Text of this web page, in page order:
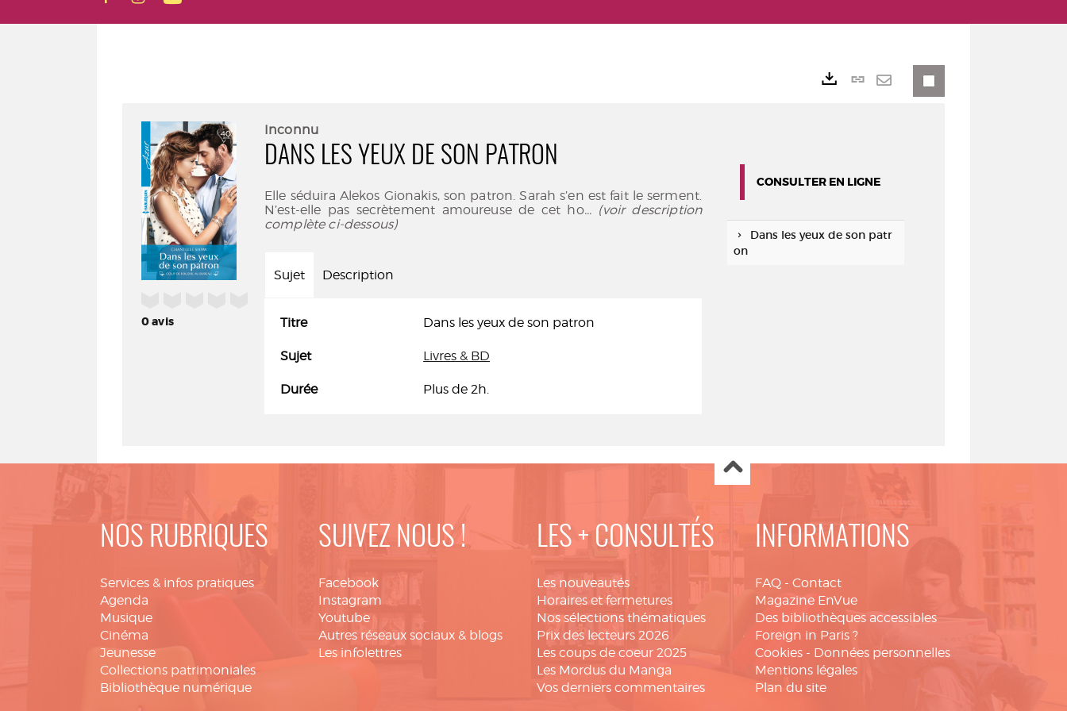
0avis
Inconnu
DANS LES YEUX DE SON PATRON
Elle séduira Alekos Gionakis, son patron. Sarah s’en est fait le serment.
N’est-elle pas secrètement amoureuse de cet ho... (voir description
complète ci-dessous)
Sujet Description
Titre Dans les yeux de son patron
Sujet Livres & BD
Durée Plus de 2h.
Lien
CONSULTER EN LIGNE
Dans les yeux de son patr
on
NOS RUBRIQUES
Services & infos pratiques
Agenda
Musique
Cinéma
Jeunesse
Collections patrimoniales
Bibliothèque numérique
SUIVEZ NOUS !
Facebook
Instagram
Youtube
Autres réseaux sociaux & blogs
Les infolettres
LES + CONSULTÉS
Les nouveautés
Horaires et fermetures
Nos sélections thématiques
Prix des lecteurs 2026
Les coups de coeur 2025
Les Mordus du Manga
Vos derniers commentaires
INFORMATIONS
FAQ - Contact
Magazine EnVue
Des bibliothèques accessibles
Foreign in Paris ?
Cookies - Données personnelles
Mentions légales
Plan du site